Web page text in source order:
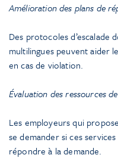
Amélioration des plans de
Des protocoles d’escalade
multilingues peuvent aider
en cas de violation.
Évaluation des ressources
Les employeurs qui
se demander si ces
répondre à la demande.